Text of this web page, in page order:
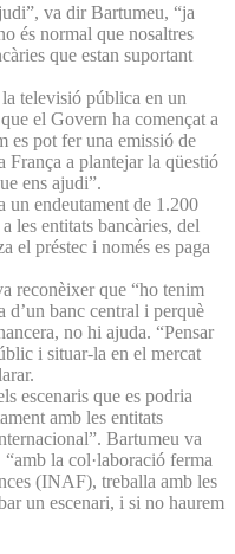
va dir Bartumeu, “ja
és normal que nosaltres
que estan suportant
televisió pública en un
el Govern ha començat a
es pot fer una emissió de
França a plantejar la qüestió
ens ajudi”.
endeutament de 1.200
les entitats bancàries, del
el préstec i només es paga
reconèixer que “ho tenim
d’un banc central i perquè
no hi ajuda. “Pensar
i situar-la en el mercat
escenaris que es podria
amb les entitats
Bartumeu va
la col·laboració ferma
(INAF), treballa amb les
un escenari, i si no haurem